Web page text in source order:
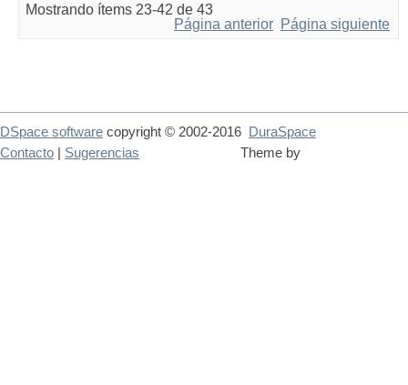
Mostrando ítems 23-42 de 43
Página anterior Página siguiente
DSpace software copyright © 2002-2016
DuraSpace
Theme by
Contacto Sugerencias